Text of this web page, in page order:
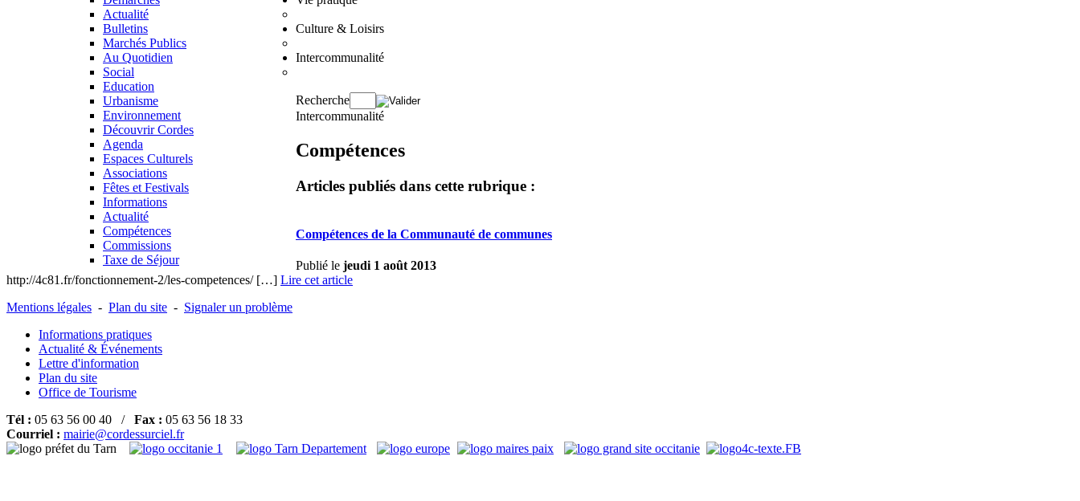
Actualité
Bulletins
Marchés Publics
Au Quotidien
Social
Education
Urbanisme
Environnement
Culture & Loisirs
Découvrir Cordes
Agenda
Espaces Culturels
Associations
Fêtes et Festivals
Intercommunalité
Informations
Actualité
Compétences
Commissions
Taxe de Séjour
Recherche
Intercommunalité
Compétences
Articles publiés dans cette rubrique :
Compétences de la Communauté de communes
Publié le jeudi 1 août 2013
http://4c81.fr/fonctionnement-2/les-competences/ […] Lire cet article
Mentions légales - Plan du site - Signaler un problème
Informations pratiques
Actualité & Événements
Lettre d'information
Plan du site
Office de Tourisme
Tél : 05 63 56 00 40 / Fax : 05 63 56 18 33
Courriel : mairie@cordessurciel.fr